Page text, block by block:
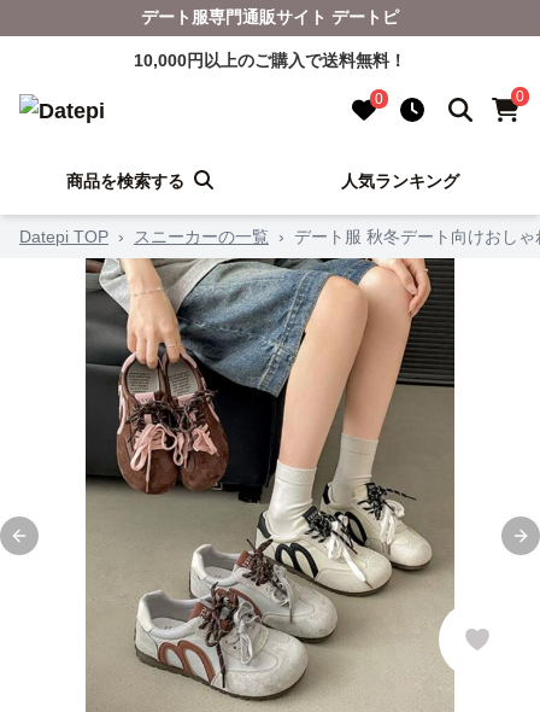
デート服専門通販サイト デートピ
10,000円以上のご購入で送料無料！
0 0
商品を検索する 人気ランキング
Datepi TOP › スニーカーの一覧 › デート服 秋冬デート向けおし
Previous slide